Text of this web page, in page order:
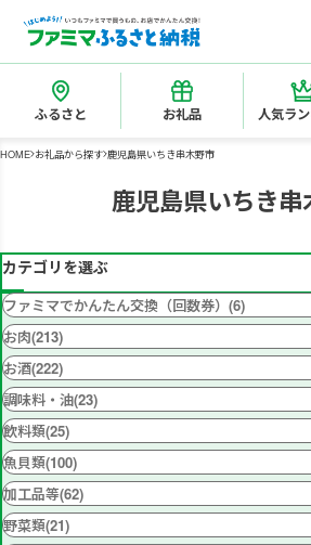
ふるさと お礼品 人気ラ
HOME お礼品から探す 鹿児島県いちき串木野市
鹿児島県いちき串
カテゴリを選ぶ
ファミマでかんたん交換（回数券）(6)
お肉(213)
お酒(222)
調味料・油(23)
飲料類(25)
魚貝類(100)
加工品等(62)
野菜類(21)